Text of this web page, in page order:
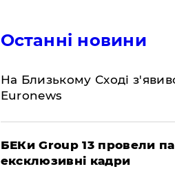
Останні новини
На Близькому Сході
Euronews
БЕКи Group 13 провели
ексклюзивні кадри